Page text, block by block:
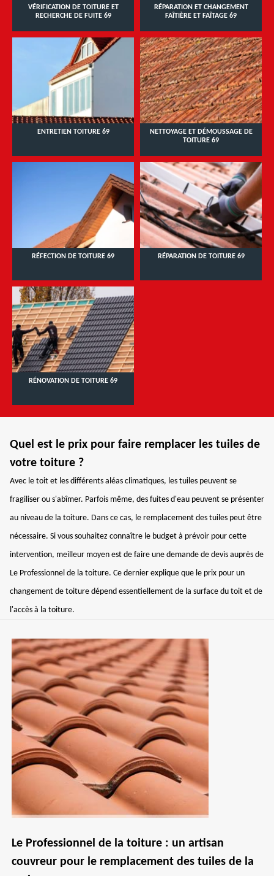
VÉRIFICATION DE TOITURE ET
RECHERCHE DE FUITE 69
RÉPARATION ET CHANGEMENT
FAÎTIÈRE ET FAÎTAGE 69
ENTRETIEN TOITURE 69
NETTOYAGE ET DÉMOUSSAGE DE
TOITURE 69
RÉFECTION DE TOITURE 69 RÉPARATION DE TOITURE 69
RÉNOVATION DE TOITURE 69
Quel est le prix pour faire remplacer les tuiles de
votre toiture ?
Avec le toit et les différents aléas climatiques, les tuiles peuvent se
fragiliser ou s'abîmer. Parfois même, des fuites d'eau peuvent se présenter
au niveau de la toiture. Dans ce cas, le remplacement des tuiles peut être
nécessaire. Si vous souhaitez connaître le budget à prévoir pour cette
intervention, meilleur moyen est de faire une demande de devis auprès de
Le Professionnel de la toiture. Ce dernier explique que le prix pour un
changement de toiture dépend essentiellement de la surface du toit et de
l'accès à la toiture.
Le Professionnel de la toiture : un artisan
couvreur pour le remplacement des tuiles de la